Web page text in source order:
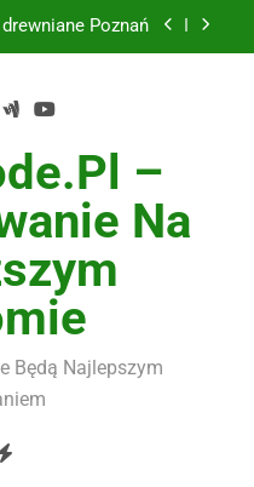
Gdańsk
Poznań
Gdańsk
elektryczny
–
Na
Będą Najlepszym